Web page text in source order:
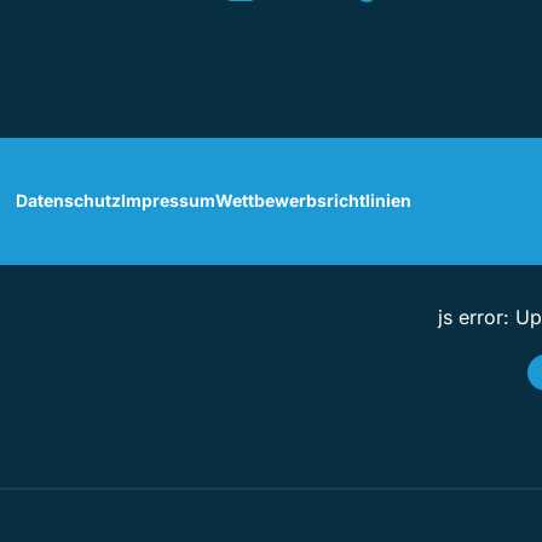
DatenschutzImpressumWettbewerbsrichtlinien
js error: